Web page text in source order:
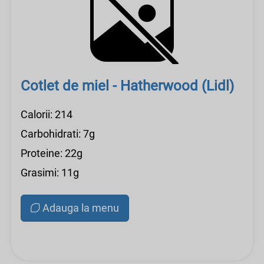
Cotlet de miel - Hatherwood (Lidl)
Calorii: 214
Carbohidrati: 7g
Proteine: 22g
Grasimi: 11g
Adauga la menu